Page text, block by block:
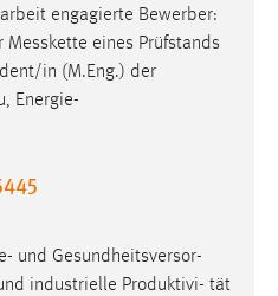
engagierte Bewerber:
Messkette eines Prüfstands
in (M.Eng.) der
Energie-
und Gesundheitsversor-
industrielle Produktivi- tät